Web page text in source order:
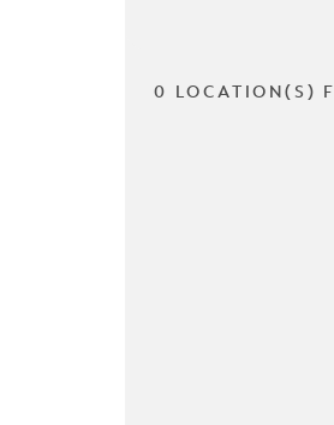
0 LOCATION(S)